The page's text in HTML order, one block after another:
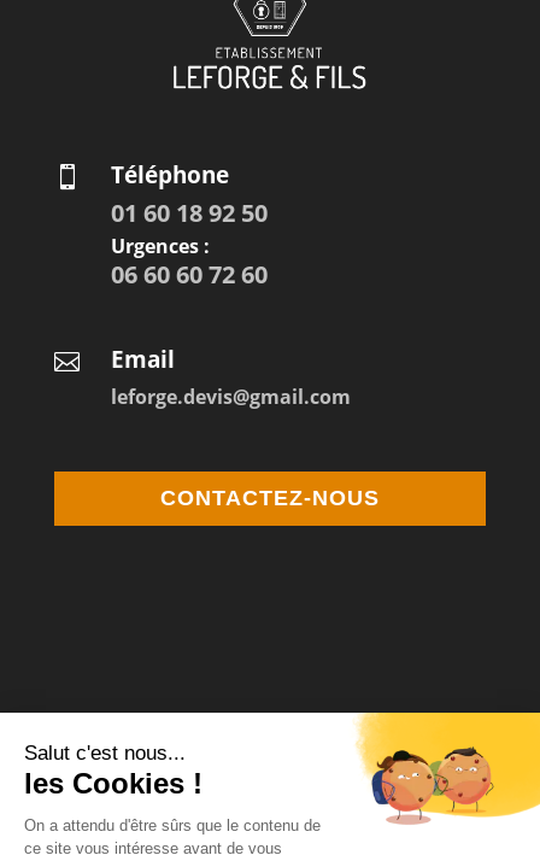
 Téléphone
01 60 18 92 50
Urgences :
06 60 60 72 60
 Email
leforge.devis@gmail.com
CONTACTEZ-NOUS
MCP Médiation